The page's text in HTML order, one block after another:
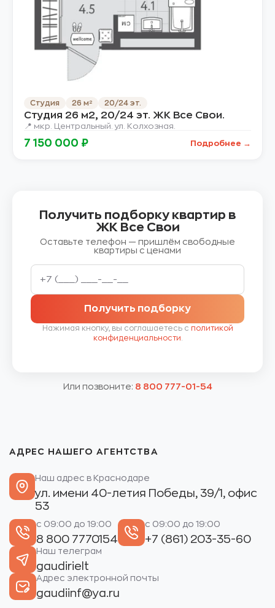
Студия 26 м² 20/24 эт.
Студия 26 м2, 20/24 эт. ЖК Все Свои.
📍 мкр. Центральный. ул. Колхозная.
7 150 000 ₽ Подробнее →
Получить подборку квартир в
ЖК Все Свои
Оставьте телефон — пришлём свободные
квартиры с ценами
Получить подборку
Нажимая кнопку, вы соглашаетесь с политикой
конфиденциальности
Или позвоните: 8 800 777-01-54
АДРЕС НАШЕГО АГЕНТСТВА
Наш адрес в Краснодаре
ул. имени 40-летия Победы, 39/1, офис
53
с 09:00 до 19:00
8 800 7770154
с 09:00 до 19:00
+7 (861) 203-35-60
Наш телеграм
gaudirielt
Адрес электронной почты
gaudiinf@ya.ru